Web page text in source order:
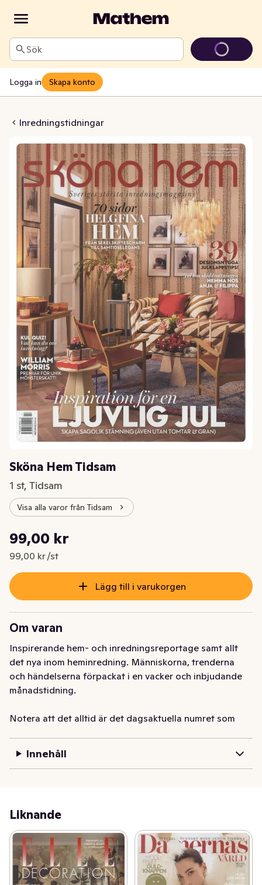
Sök
Logga in Skapa konto
Inredningstidningar
Tidsam
Sköna Hem Tidsam
1 st, Tidsam
Visa alla varor från Tidsam
Nuvarande pris är: 99,00 kr
99,00 kr
99,00 kr /st
Styckpris: 99,00 kr /st
Lägg till i varukorgen
Om varan
Inspirerande hem- och inredningsreportage samt allt
det nya inom heminredning. Människorna, trenderna
och händelserna förpackat i en vacker och inbjudande
månadstidning.
Notera att det alltid är det dagsaktuella numret som
som visas på produktbilden.
och händelserna förpackat i en vacker och inbjudande
månadstidning.
Notera att det alltid är det dagsaktuella numret som
skickas med i din leverans. För leveranser beställda
framåt i tiden kan det alltså bli ett nyare nummer än vad
Innehåll
Liknande